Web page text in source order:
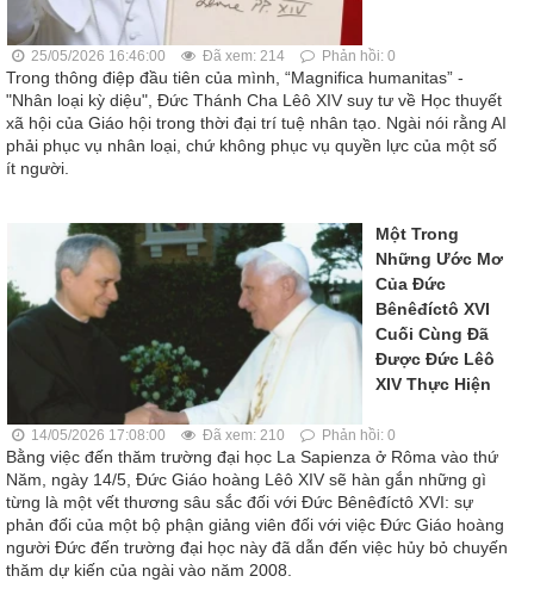
25/05/2026 16:46:00 Đã xem: 214 Phản hồi: 0
Trong thông điệp đầu tiên của mình, “Magnifica humanitas” -
"Nhân loại kỳ diệu", Đức Thánh Cha Lêô XIV suy tư về Học thuyết
xã hội của Giáo hội trong thời đại trí tuệ nhân tạo. Ngài nói rằng AI
phải phục vụ nhân loại, chứ không phục vụ quyền lực của một số
ít người.
Một Trong
Những Ước Mơ
Của Đức
Bênêđíctô XVI
Cuối Cùng Đã
Được Đức Lêô
XIV Thực Hiện
14/05/2026 17:08:00 Đã xem: 210 Phản hồi: 0
Bằng việc đến thăm trường đại học La Sapienza ở Rôma vào thứ
Năm, ngày 14/5, Đức Giáo hoàng Lêô XIV sẽ hàn gắn những gì
từng là một vết thương sâu sắc đối với Đức Bênêđíctô XVI: sự
phản đối của một bộ phận giảng viên đối với việc Đức Giáo hoàng
người Đức đến trường đại học này đã dẫn đến việc hủy bỏ chuyến
thăm dự kiến của ngài vào năm 2008.